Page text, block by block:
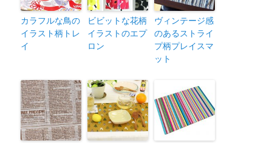
カラフルな鳥の
イラスト柄トレ
イ
ビビットな花柄
イラストのエプ
ロン
ヴィンテージ感
のあるストライ
プ柄プレイスマ
ット